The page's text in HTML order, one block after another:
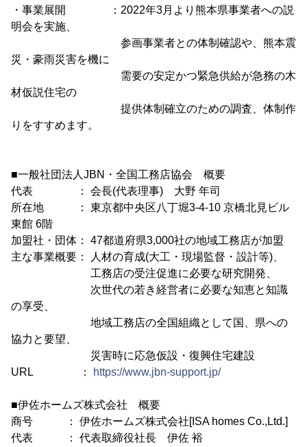
・事業展開 ：2022年3月より熊本県事業者への説
明会を実施、
参画事業者との体制確認や、熊本震
災・豪雨災害を機に
需要の安定かつ緊急供給が急務の木
材仮説住宅の
提供体制確立のための調査、体制作
りをすすめます。
■一般社団法人JBN・全国工務店協会 概要
代表 ： 会長(代表理事) 大野 年司
所在地 ： 東京都中央区八丁堀3-4-10 京橋北見ビル
東館 6階
加盟社・団体： 47都道府県3,000社の地域工務店が加盟
主な事業概要： 人材の育成(大工・現場監督・設計等)、
工務店の受注促進に必要な研究開発、
次世代の若き経営者に必要な知恵と知識
の享受、
地域工務店の全国組織として国、県への
協力と要望、
災害時に応急仮設・復興住宅建設
URL ：
https://www.jbn-support.jp/
■伊佐ホームズ株式会社 概要
商号 ： 伊佐ホームズ株式会社[ISA homes Co.,Ltd.]
代表 ： 代表取締役社長 伊佐 裕